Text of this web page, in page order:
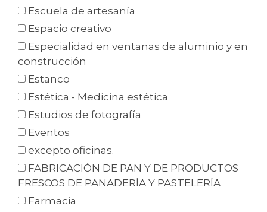
Escuela de artesanía
Espacio creativo
Especialidad en ventanas de aluminio y en
construcción
Estanco
Estética - Medicina estética
Estudios de fotografía
Eventos
excepto oficinas.
FABRICACIÓN DE PAN Y DE PRODUCTOS
FRESCOS DE PANADERÍA Y PASTELERÍA
Farmacia